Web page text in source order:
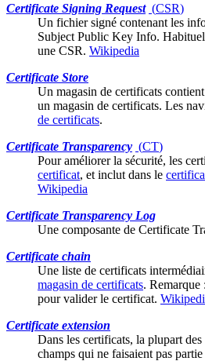
Certificate Signing Request (CSR)
Un fichier signé contenant les
Subject Public Key Info.
une CSR. Wikipedia
Certificate Store
Un magasin de certificats
un magasin de certificats. Les
de certificats.
Certificate Transparency (CT)
Pour améliorer la sécurité, les
certificat, et inclut dans le
Wikipedia
Certificate Transparency Log
Une composante de Certificate
Certificate chain
Une liste de certificats
magasin de certificats. Remarque
pour valider le certificat.
Certificate extension
Dans les certificats, la plupart
champs qui ne faisaient pas